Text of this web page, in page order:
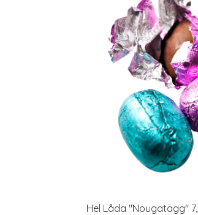
Hel Låda "Nougatägg"